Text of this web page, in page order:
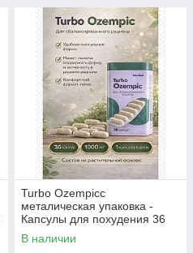
Turbo Ozempicc
металическая упаковка -
Капсулы для похудения 36
капсул
В наличии